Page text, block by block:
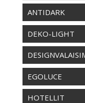
ANTIDARK
DEKO-LIGHT
EGOLUCE
HOTELLIT